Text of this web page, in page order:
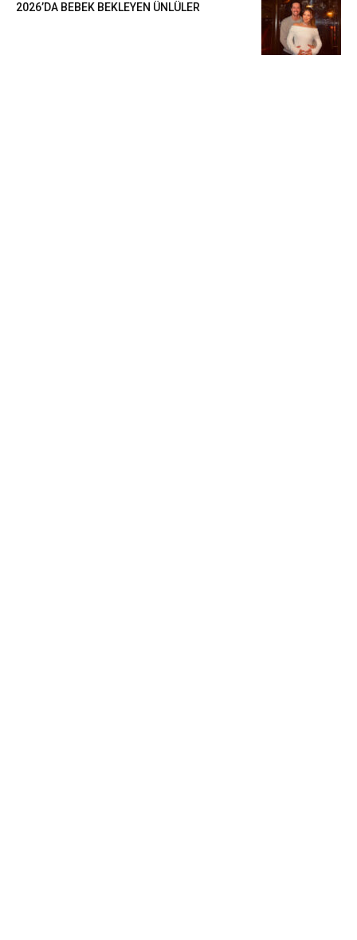
2026’DA BEBEK BEKLEYEN ÜNLÜLER